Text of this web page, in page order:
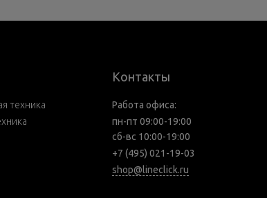
техника
Контакты
Работа офиса:
пн-пт 09:00-19:00
сб-вс 10:00-19:00
+7 (495) 021-19-03
shop@lineclick.ru